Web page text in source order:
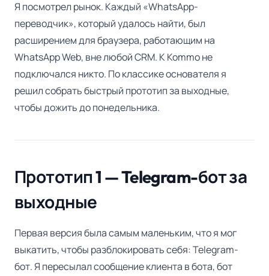
Я посмотрел рынок. Каждый «WhatsApp-
переводчик», который удалось найти, был
расширением для браузера, работающим на
WhatsApp Web, вне любой CRM. К Kommo не
подключался никто. По классике основателя я
решил собрать быстрый прототип за выходные,
чтобы дожить до понедельника.
Прототип 1 — Telegram-бот за
выходные
Первая версия была самым маленьким, что я мог
выкатить, чтобы разблокировать себя: Telegram-
бот. Я пересылал сообщение клиента в бота, бот